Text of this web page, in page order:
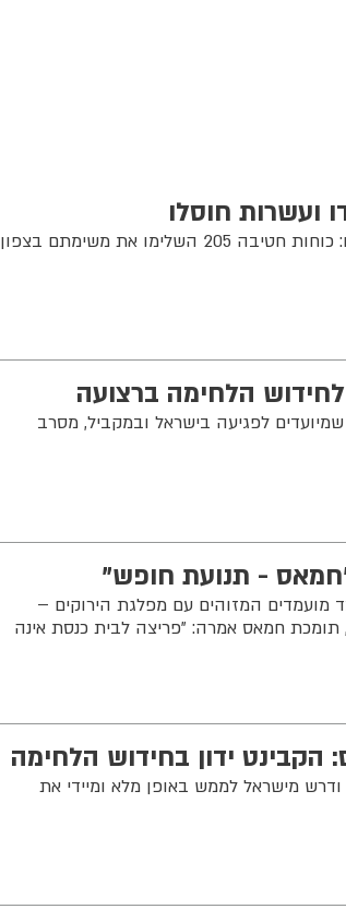
ועשרות חוסלו
תוואים תת-קרקעיים הושמדו ועשרות מחבלים חוסלו: כוחות חטיבה 205 השלימו את משימתם בצפון
הלחימה ברצועה
לפגיעה בישראל ובמקביל, מסרב
- תנועת חופש"
מועמדים המזוהים עם מפלגת הירוקים –
תומכת חמאס אמרה: "פריצה לבית כנסת אינה
ידון בחידוש הלחימה
מישראל לממש באופן מלא ומיידי את